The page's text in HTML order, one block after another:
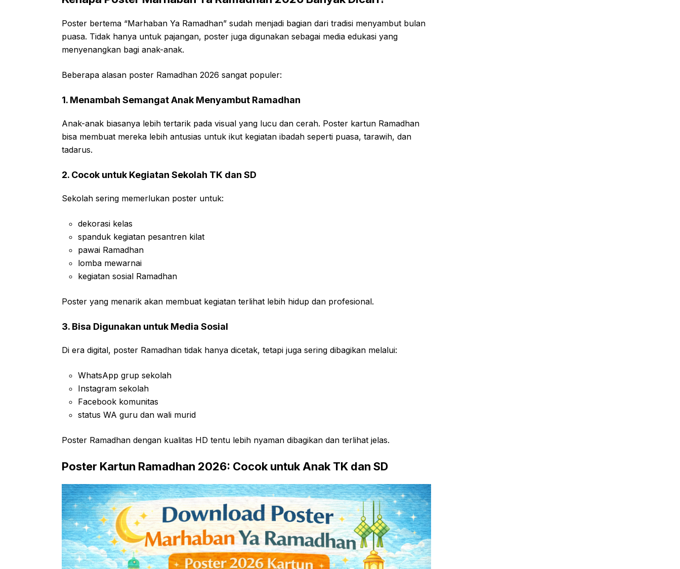
Poster bertema “Marhaban Ya Ramadhan” sudah menjadi bagian dari tradisi menyambut bulan
puasa. Tidak hanya untuk pajangan, poster juga digunakan sebagai media edukasi yang
menyenangkan bagi anak-anak.
Beberapa alasan poster Ramadhan 2026 sangat populer:
1. Menambah Semangat Anak Menyambut Ramadhan
Anak-anak biasanya lebih tertarik pada visual yang lucu dan cerah. Poster kartun Ramadhan
bisa membuat mereka lebih antusias untuk ikut kegiatan ibadah seperti puasa, tarawih, dan
tadarus.
2. Cocok untuk Kegiatan Sekolah TK dan SD
Sekolah sering memerlukan poster untuk:
dekorasi kelas
spanduk kegiatan pesantren kilat
pawai Ramadhan
lomba mewarnai
kegiatan sosial Ramadhan
Poster yang menarik akan membuat kegiatan terlihat lebih hidup dan profesional.
3. Bisa Digunakan untuk Media Sosial
Di era digital, poster Ramadhan tidak hanya dicetak, tetapi juga sering dibagikan melalui:
WhatsApp grup sekolah
Instagram sekolah
Facebook komunitas
status WA guru dan wali murid
Poster Ramadhan dengan kualitas HD tentu lebih nyaman dibagikan dan terlihat jelas.
Poster Kartun Ramadhan 2026: Cocok untuk Anak TK dan SD